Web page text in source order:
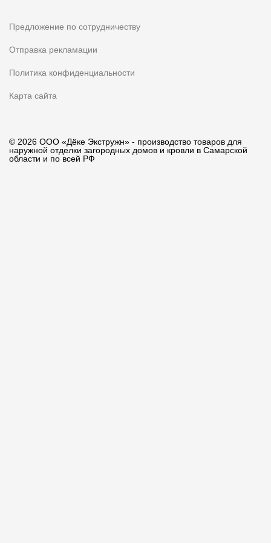
Предложение по сотрудничеству
Отправка рекламации
Политика конфиденциальности
Карта сайта
© 2026 ООО «Дёке Экстружн» - производство товаров для
наружной отделки загородных домов и кровли в Самарской
области и по всей РФ